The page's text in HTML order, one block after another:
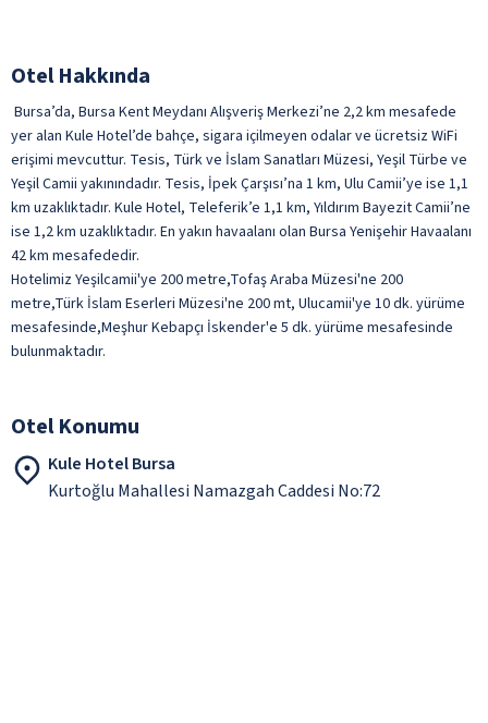
Otel Hakkında
Bursa’da, Bursa Kent Meydanı Alışveriş Merkezi’ne 2,2 km mesafede
yer alan Kule Hotel’de bahçe, sigara içilmeyen odalar ve ücretsiz WiFi
erişimi mevcuttur. Tesis, Türk ve İslam Sanatları Müzesi, Yeşil Türbe ve
Yeşil Camii yakınındadır. Tesis, İpek Çarşısı’na 1 km, Ulu Camii’ye ise 1,1
km uzaklıktadır. Kule Hotel, Teleferik’e 1,1 km, Yıldırım Bayezit Camii’ne
ise 1,2 km uzaklıktadır. En yakın havaalanı olan Bursa Yenişehir Havaalanı
42 km mesafededir.
Hotelimiz Yeşilcamii'ye 200 metre,Tofaş Araba Müzesi'ne 200
metre,Türk İslam Eserleri Müzesi'ne 200 mt, Ulucamii'ye 10 dk. yürüme
mesafesinde,Meşhur Kebapçı İskender'e 5 dk. yürüme mesafesinde
bulunmaktadır.
Otel Konumu
Kule Hotel Bursa
Kurtoğlu Mahallesi Namazgah Caddesi No:72